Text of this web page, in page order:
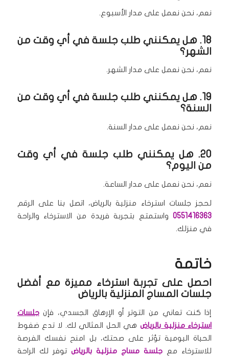
نعم، نحن نعمل على مدار الأسبوع.
18. هل يمكنني طلب جلسة في أي وقت من
الشهر؟
نعم، نحن نعمل على مدار الشهر.
19. هل يمكنني طلب جلسة في أي وقت من
السنة؟
نعم، نحن نعمل على مدار السنة.
20. هل يمكنني طلب جلسة في أي وقت
من اليوم؟
نعم، نحن نعمل على مدار الساعة.
لحجز جلسات استرخاء منزلية بالرياض، اتصل بنا على الرقم
0551416363واستمتع بتجربة فريدة من الاسترخاء والراحة
في منزلك.
خاتمة
احصل على تجربة استرخاء مميزة مع أفضل
جلسات المساج المنزلية بالرياض
إذا كنت تعاني من التوتر أو الإرهاق الجسدي، فإنجلسات
استرخاء منزلية بالرياضهي الحل المثالي لك. لا تدع ضغوط
الحياة اليومية تؤثر على صحتك، بل امنح نفسك الفرصة
للاسترخاء مع جلسة مساج منزلية بالرياض توفر لك الراحة